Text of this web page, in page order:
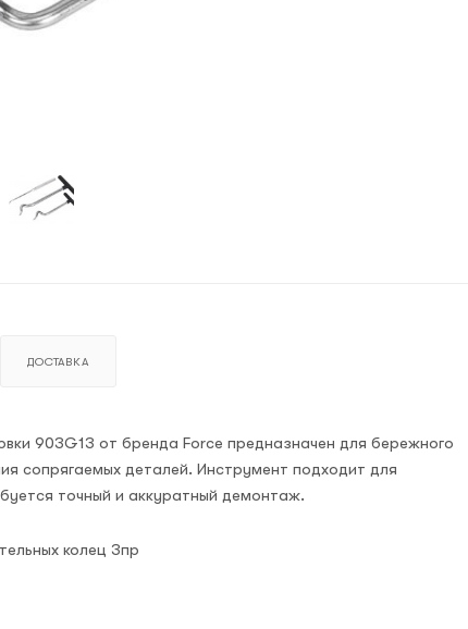
ДОСТАВКА
903G13 от бренда Force предназначен для бережного
сопрягаемых деталей. Инструмент подходит для
точный и аккуратный демонтаж.
колец 3пр